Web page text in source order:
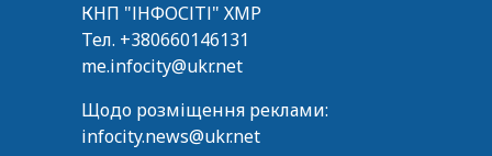
КНП "ІНФОСІТІ" ХМР
Тел. +380660146131
me.infocity@ukr.net
Щодо розміщення реклами:
infocity.news@ukr.net